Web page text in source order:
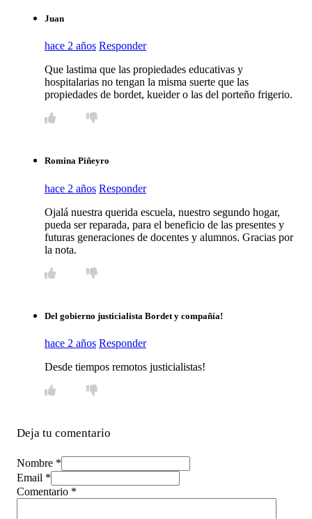
Juan
hace 2 años Responder
Que lastima que las propiedades educativas y
hospitalarias no tengan la misma suerte que las
propiedades de bordet, kueider o las del porteño frigerio.
Romina Piñeyro
hace 2 años Responder
Ojalá nuestra querida escuela, nuestro segundo hogar,
pueda ser reparada, para el beneficio de las presentes y
futuras generaciones de docentes y alumnos. Gracias por
la nota.
Del gobierno justicialista Bordet y compañía!
hace 2 años Responder
Desde tiempos remotos justicialistas!
Deja tu comentario
Nombre *
Email *
Comentario *